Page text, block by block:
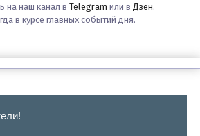
на наш канал в Telegram или в Дзен.
в курсе главных событий дня.